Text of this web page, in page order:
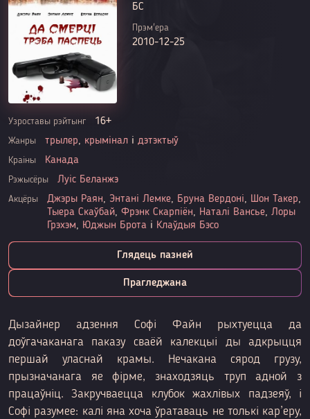
БС
Прэм'ера
2010-12-25
Узроставы рэйтынг 16+
Жанры трылер, крымінал і дэтэктыў
Краіны Канада
Рэжысёры Луіс Беланжэ
Акцёры Джэры Раян, Энтані Лемке, Бруна Вердоні, Шон Такер,
Тыера Скаўбай, Фрэнк Скарпіён, Наталі Вансье, Лоры
Грэхэм, Юджын Брота і Клаўдыя Бэсо
Глядець пазней
Прагледжана
Дызайнер адзення Софі Файн рыхтуецца да
доўгачаканага паказу сваёй калекцыі ды адкрыцця
першай уласнай крамы. Нечакана сярод грузу,
прызначанага яе фірме, знаходзяць труп адной з
працаўніц. Закручваецца клубок жахлівых падзеяў, і
Софі разумее: калі яна хоча ўратаваць не толькі кар’еру,